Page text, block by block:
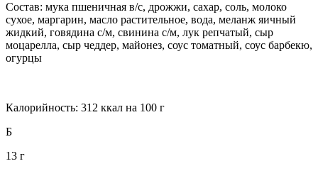
Состав: мука пшеничная в/с, дрожжи, сахар, соль, молоко
сухое, маргарин, масло растительное, вода, меланж яичный
жидкий, говядина с/м, свинина с/м, лук репчатый, сыр
моцарелла, сыр чеддер, майонез, соус томатный, соус барбекю,
огурцы
Калорийность: 312 ккал на 100 г
Б
13 г